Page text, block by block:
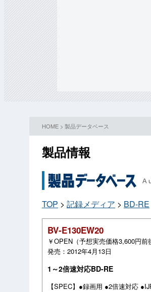
HOME > 製品データベース
製品情報
TOP > 記録メディア > BD-RE
BV‐E130EW20
￥OPEN（予想実売価格3,600円前
発売：2012年4月13日
1～2倍速対応BD-RE
【SPEC】●録画用 ●2倍速対応